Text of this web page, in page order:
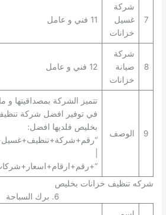
7
شركة
غسيل
خزانات
11 فني و عامل
8
شركة
صيانة
خزانات
12 فني و عامل
9 الوصف
تتميز الشركة بمصداقيتها و
في توفير افضل شركة
بخليص فلديها افضل:
شركه تنظيف خزانات بخليص
6. برك السباحة